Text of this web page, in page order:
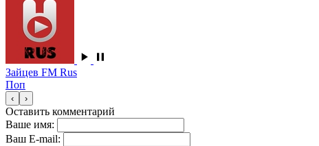
Зайцев FM Rus
Поп
‹ ›
Оставить комментарий
Ваше имя:
Ваш E-mail: